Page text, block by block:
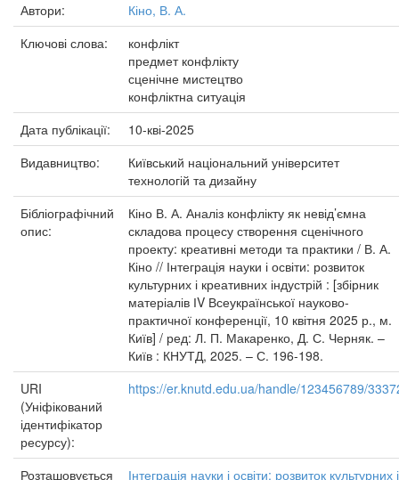
Автори:
Кіно, В. А.
Ключові слова:
конфлікт
предмет конфлікту
сценічне мистецтво
конфліктна ситуація
Дата публікації:
10-кві-2025
Видавництво:
Київський національний університет
технологій та дизайну
Бібліографічний
опис:
Кіно В. А. Аналіз конфлікту як невід’ємна
складова процесу створення сценічного
проекту: креативні методи та практики / В. А.
Кіно // Інтеграція науки і освіти: розвиток
культурних і креативних індустрій : [збірник
матеріалів ІV Всеукраїнської науково-
практичної конференції, 10 квітня 2025 р., м.
Київ] / ред: Л. П. Макаренко, Д. С. Черняк. –
Київ : КНУТД, 2025. – С. 196-198.
URI
(Уніфікований
ідентифікатор
ресурсу):
https://er.knutd.edu.ua/handle/123456789/
Розташовується
Інтеграція науки і освіти: розвиток культурних і